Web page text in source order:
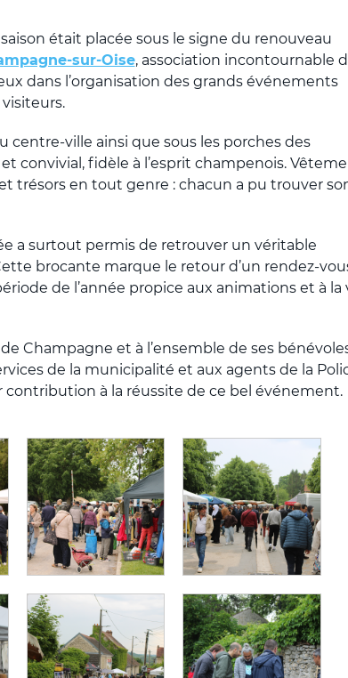
était placée sous le signe du renouveau
sur-Oise, association incontournable
dans l’organisation des grands événements
centre-ville ainsi que sous les porches des
convivial, fidèle à l’esprit champenois.
trésors en tout genre : chacun a pu trouver
a surtout permis de retrouver un véritable
brocante marque le retour d’un rendez-
de l’année propice aux animations et à la
de Champagne et à l’ensemble de ses
de la municipalité et aux agents de la
à la réussite de ce bel événement.